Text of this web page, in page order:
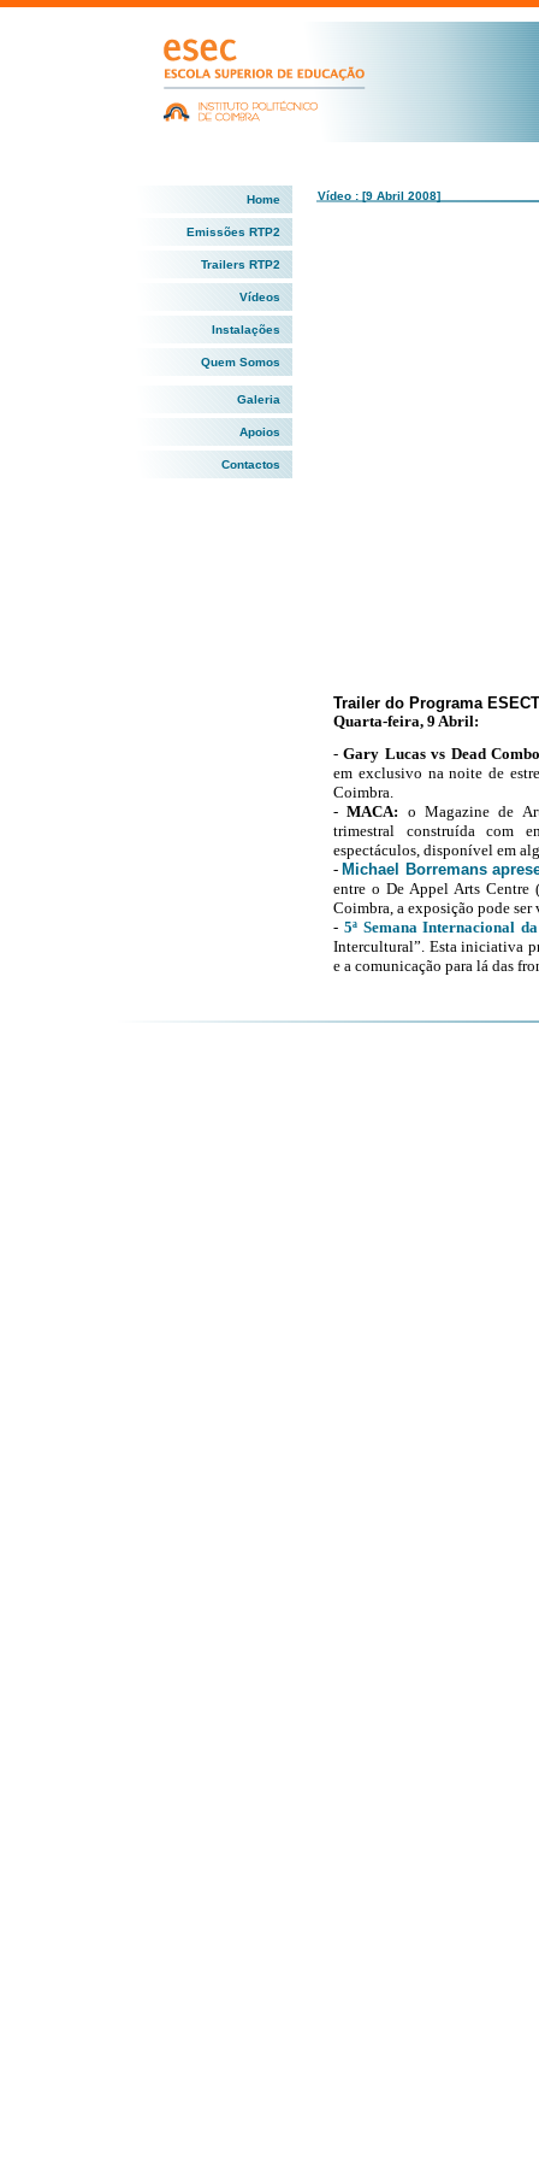
Home
Emissões RTP2
Trailers RTP2
Vídeos
Instalações
Quem Somos
Galeria
Apoios
Contactos
Vídeo : [9 Abril 2008]
Trailer do Programa
Quarta-feira, 9 Abril:
-Gary Lucas vs Dead
em exclusivo na noite de
Coimbra.
-MACA: oMagazine de
trimestral construída com
espectáculos, disponível em
- Michael Borremans
entre o De Appel Arts Centre
Coimbra, a exposição pode
- 5ª Semana Internacional
Intercultural”. Esta iniciativa
e a comunicação para lá das